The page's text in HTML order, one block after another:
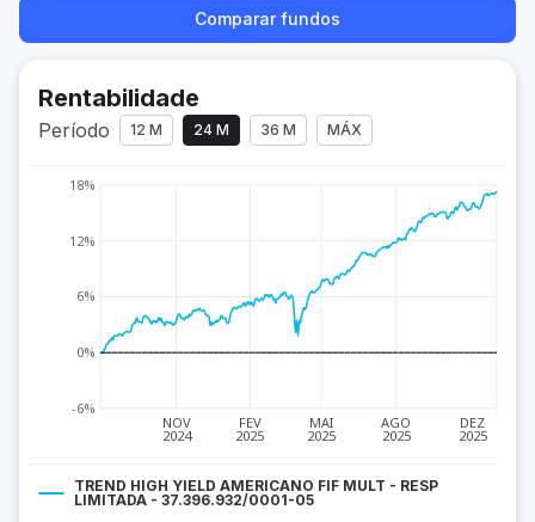
Comparar fundos
Rentabilidade
Período 12 M 24 M 36 M MÁX
NOV
2024
FEV
2025
MAI
2025
AGO
2025
DEZ
2025
-6%
0%
6%
12%
18%
TREND HIGH YIELD AMERICANO FIF MULT - RESP
LIMITADA - 37.396.932/0001-05